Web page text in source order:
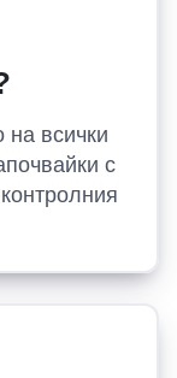
на всички
с